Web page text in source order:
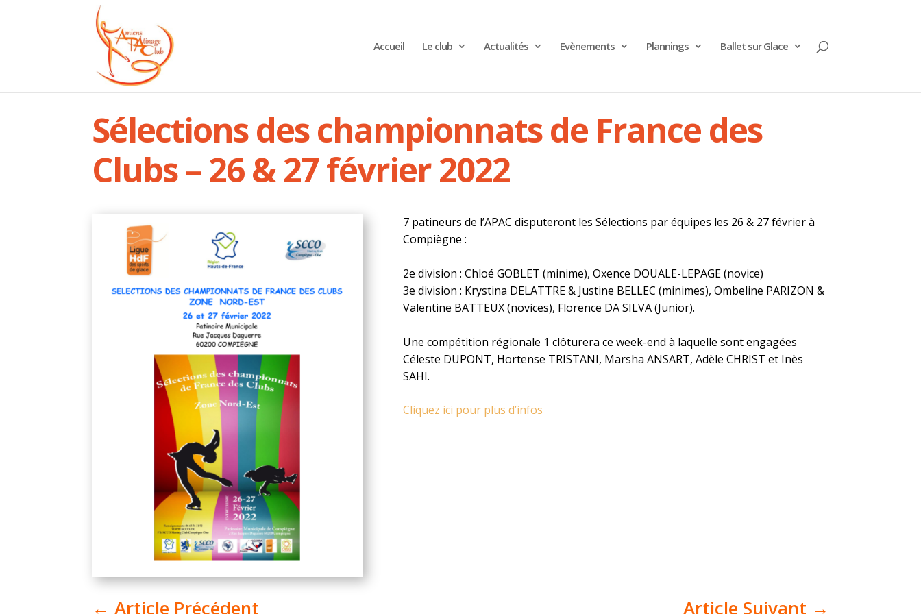
Accueil Le club Actualités Evènements Plannings Ballet sur Glace
Sélections des championnats de France des
Clubs – 26 & 27 février 2022
7 patineurs de l’APAC disputeront les Sélections par équipes les 26 & 27 février à
Compiègne :
2e division : Chloé GOBLET (minime), Oxence DOUALE-LEPAGE (novice)
3e division : Krystina DELATTRE & Justine BELLEC (minimes), Ombeline PARIZON &
Valentine BATTEUX (novices), Florence DA SILVA (Junior).
Une compétition régionale 1 clôturera ce week-end à laquelle sont engagées
Céleste DUPONT, Hortense TRISTANI, Marsha ANSART, Adèle CHRIST et Inès
SAHI.
Cliquez ici pour plus d’infos
←Article Précédent Article Suivant →